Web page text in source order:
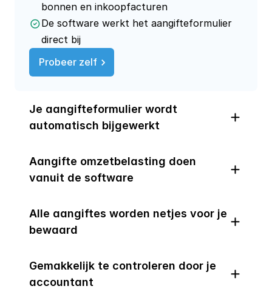
bonnen en inkoopfacturen
De software werkt het aangifteformulier
direct bij
Probeer zelf
Je aangifteformulier wordt
automatisch bijgewerkt
Aangifte omzetbelasting doen
vanuit de software
Alle aangiftes worden netjes voor je
bewaard
Gemakkelijk te controleren door je
accountant